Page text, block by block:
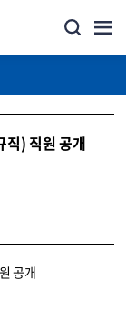
직) 직원 공개
공개